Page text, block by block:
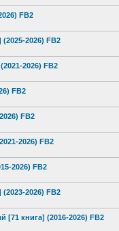
FB2
(2025-2026) FB2
2026) FB2
FB2
FB2
2026) FB2
2026) FB2
(2023-2026) FB2
[71 книга] (2016-2026) FB2